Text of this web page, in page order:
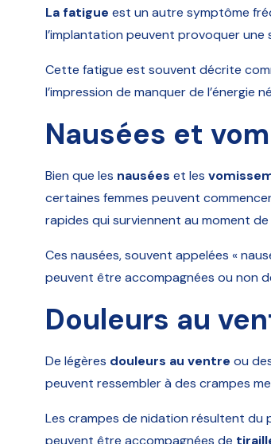
La fatigue est un autre symptôme
l’implantation peuvent provoquer
Cette fatigue est souvent décrite
l’impression de manquer de
Nausées et
Bien que les nausées et les
certaines femmes peuvent
rapides qui surviennent au moment de
Ces nausées, souvent appelées «
peuvent être accompagnées ou non
Douleurs au
De légères douleurs au ventre ou
peuvent ressembler à des crampes
Les crampes de nidation résultent du